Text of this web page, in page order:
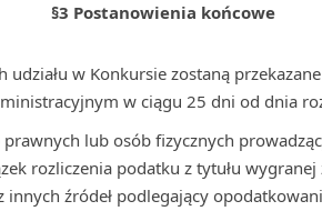
§3 Postanowienia końcowe
udziału w Konkursie zostaną
w ciągu 25 dni od dnia
lub osób fizycznych
rozliczenia podatku z tytułu
źródeł podlegający